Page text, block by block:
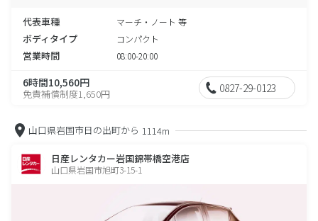
代表車種 マーチ・ノート 等
ボディタイプ コンパクト
営業時間 08:00-20:00
6時間10,560円
免責補償制度1,650円 0827-29-0123
山口県岩国市日の出町から 1114m
日産レンタカー岩国錦帯橋空港店
山口県岩国市旭町3-15-1